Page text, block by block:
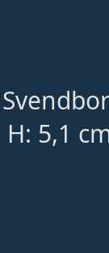
H: 5,1